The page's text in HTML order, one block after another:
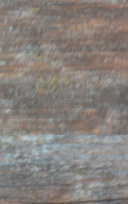
Das
Ausübung
Betroffene das
sind und in
der Betroffene
Daten, den
Falle von
das Recht
sowie Personen
möglicherweise
Der Betroffene ist
ergänzen, zu
gesperrt oder in
Verarbeitung